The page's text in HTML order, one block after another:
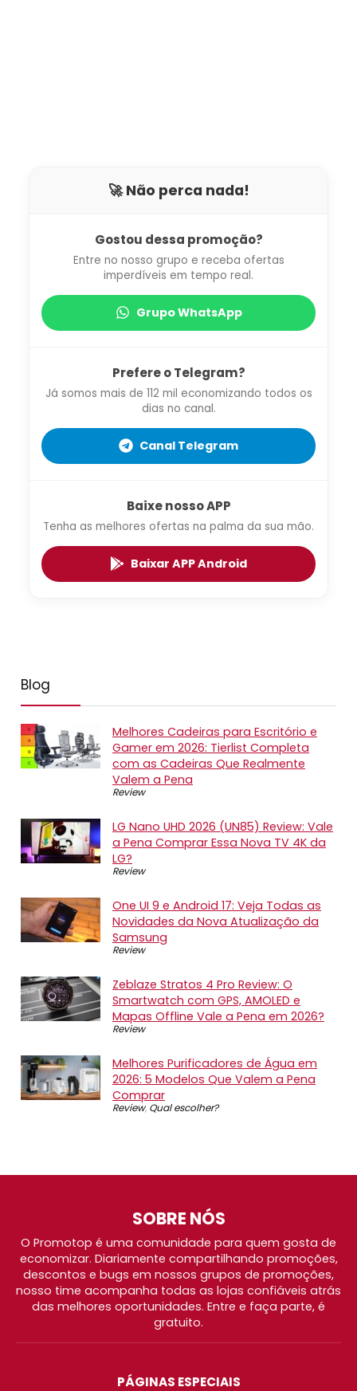
🚀 Não perca nada!
Gostou dessa promoção?
Entre no nosso grupo e receba ofertas
imperdíveis em tempo real.
Grupo WhatsApp
Prefere o Telegram?
Já somos mais de 112 mil economizando todos os
dias no canal.
Canal Telegram
Baixe nosso APP
Tenha as melhores ofertas na palma da sua mão.
Baixar APP Android
Blog
Melhores Cadeiras para Escritório e
Gamer em 2026: Tierlist Completa
com as Cadeiras Que Realmente
Valem a Pena
Review
LG Nano UHD 2026 (UN85) Review: Vale
a Pena Comprar Essa Nova TV 4K da
LG?
Review
One UI 9 e Android 17: Veja Todas as
Novidades da Nova Atualização da
Samsung
Review
Zeblaze Stratos 4 Pro Review: O
Smartwatch com GPS, AMOLED e
Mapas Offline Vale a Pena em 2026?
Review
Melhores Purificadores de Água em
2026: 5 Modelos Que Valem a Pena
Comprar
Review, Qual escolher?
SOBRE NÓS
O Promotop é uma comunidade para quem gosta de
economizar. Diariamente compartilhando promoções,
descontos e bugs em nossos grupos de promoções,
nosso time acompanha todas as lojas confiáveis atrás
das melhores oportunidades. Entre e faça parte, é
gratuito.
PÁGINAS ESPECIAIS